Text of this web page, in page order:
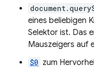
eines beliebigen
Selektor ist. Das
Mauszeigers auf
$0 zum